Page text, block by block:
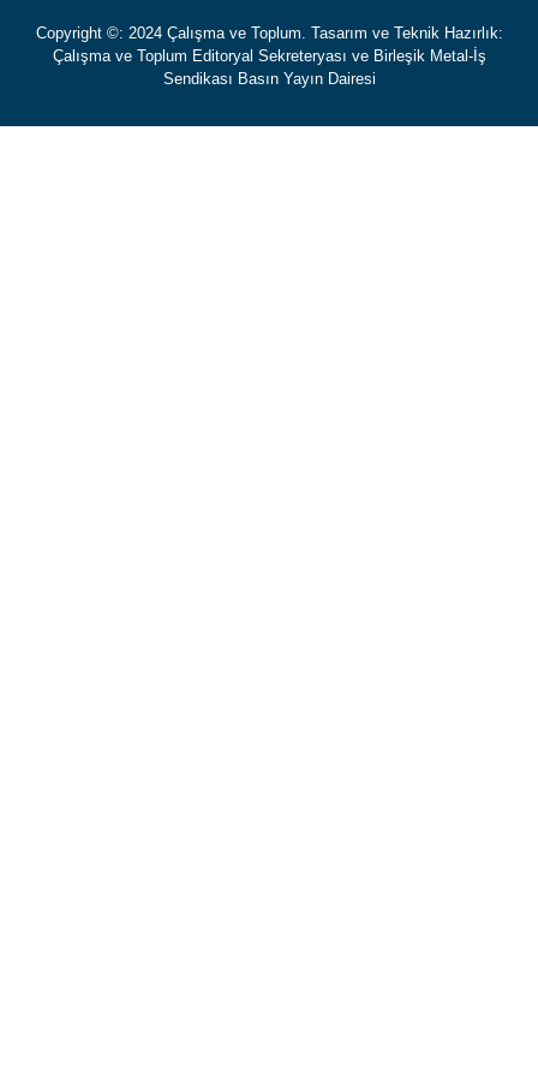
Copyright ©: 2024 Çalışma ve Toplum. Tasarım ve Teknik Hazırlık:
Çalışma ve Toplum Editoryal Sekreteryası ve Birleşik Metal-İş
Sendikası Basın Yayın Dairesi